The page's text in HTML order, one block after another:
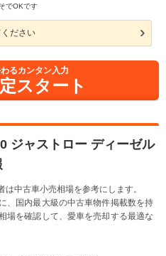
でOKです
ださい
るカンタン入力
スタート
ジャストロー ディーゼル
中古車小売相場を参考にします。
、国内最大級の中古車物件掲載数を持
場を確認して、愛車を売却する最適な